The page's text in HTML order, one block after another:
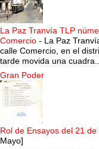
La Paz Tranvía TLP
Comercio - La Paz
calle Comercio, en el
tarde movida una cuadra...
Gran Poder
Rol de Ensayos del 21 de
Mayo]